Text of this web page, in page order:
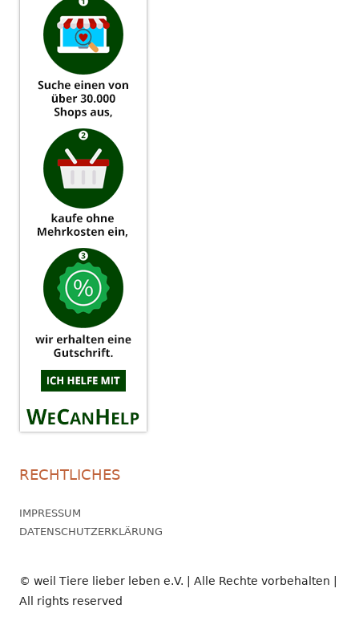
RECHTLICHES
IMPRESSUM
DATENSCHUTZERKLÄRUNG
© weil Tiere lieber leben e.V. | Alle Rechte vorbehalten |
All rights reserved